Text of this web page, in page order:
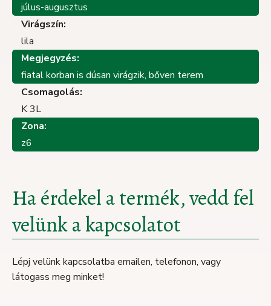
júlus-augusztus
Virágszín:
lila
Megjegyzés:
fiatal korban is dúsan virágzik, bőven terem
Csomagolás:
K 3L
Zona:
z6
Ha érdekel a termék, vedd fel
velünk a kapcsolatot
Lépj velünk kapcsolatba emailen, telefonon, vagy
látogass meg minket!